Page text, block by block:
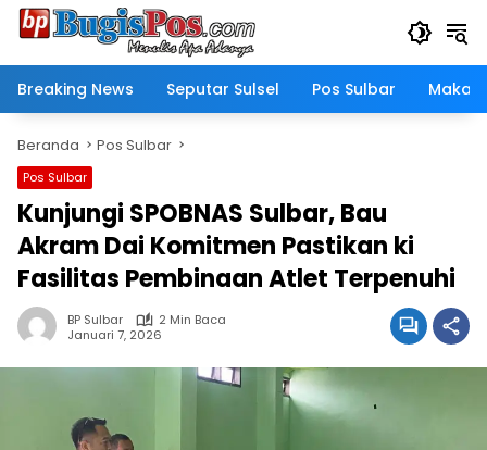
Langsung
Breaking News
Seputar Sulsel Pos Sulbar
Beranda Pos Sulbar
Pos Sulbar
Kunjungi SPOBNAS Sulbar, Bau
Akram Dai Komitmen Pastikan ki
Fasilitas Pembinaan Atlet Terpenuhi
BP Sulbar
2 Min Baca
Januari 7, 2026